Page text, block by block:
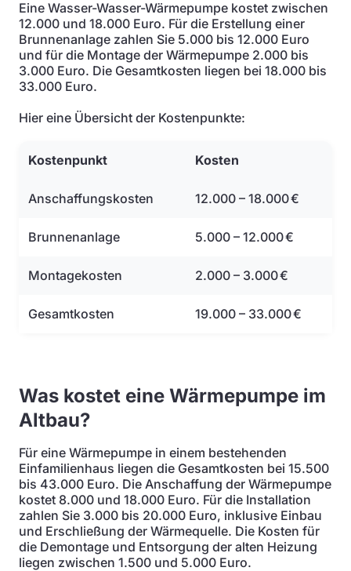
Eine Wasser-Wasser-Wärmepumpe kostet zwischen
12.000 und 18.000 Euro. Für die Erstellung einer
Brunnenanlage zahlen Sie 5.000 bis 12.000 Euro
und für die Montage der Wärmepumpe 2.000 bis
3.000 Euro. Die Gesamtkosten liegen bei 18.000 bis
33.000 Euro.
Hier eine Übersicht der Kostenpunkte:
Kostenpunkt Kosten
Anschaffungskosten 12.000 – 18.000 €
Brunnenanlage 5.000 – 12.000 €
Montagekosten 2.000 – 3.000 €
Gesamtkosten 19.000 – 33.000 €
Was kostet eine Wärmepumpe im
Altbau?
Für eine Wärmepumpe in einem bestehenden
Einfamilienhaus liegen die Gesamtkosten bei 15.500
bis 43.000 Euro. Die Anschaffung der Wärmepumpe
kostet 8.000 und 18.000 Euro. Für die Installation
zahlen Sie 3.000 bis 20.000 Euro, inklusive Einbau
und Erschließung der Wärmequelle. Die Kosten für
die Demontage und Entsorgung der alten Heizung
liegen zwischen 1.500 und 5.000 Euro.